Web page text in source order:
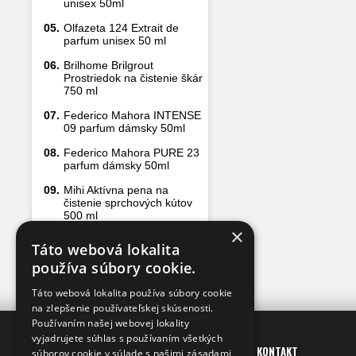
unisex 50ml
05. Olfazeta 124 Extrait de
parfum unisex 50 ml
06. Brilhome Brilgrout
Prostriedok na čistenie škár
750 ml
07. Federico Mahora INTENSE
09 parfum dámsky 50ml
08. Federico Mahora PURE 23
parfum dámsky 50ml
09. Mihi Aktívna pena na
čistenie sprchových kútov
500 ml
INFO KONTAKT
×
Táto webová lokalita
používa súbory cookie.
Táto webová lokalita používa súbory cookie
na zlepšenie používateľskej skúsenosti.
Používaním našej webovej lokality
vyjadrujete súhlas s používaním všetkých
súborov cookie v súlade s našimi zásadami